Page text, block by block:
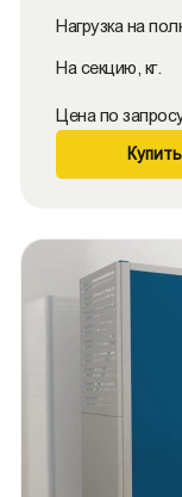
Нагрузка на
На секцию, кг.
Цена по
Купить